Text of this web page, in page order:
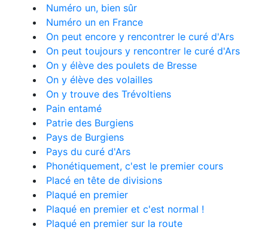
Numéro un, bien sûr
Numéro un en France
On peut encore y rencontrer le curé d'Ars
On peut toujours y rencontrer le curé d'Ars
On y élève des poulets de Bresse
On y élève des volailles
On y trouve des Trévoltiens
Pain entamé
Patrie des Burgiens
Pays de Burgiens
Pays du curé d'Ars
Phonétiquement, c'est le premier cours
Placé en tête de divisions
Plaqué en premier
Plaqué en premier et c'est normal !
Plaqué en premier sur la route